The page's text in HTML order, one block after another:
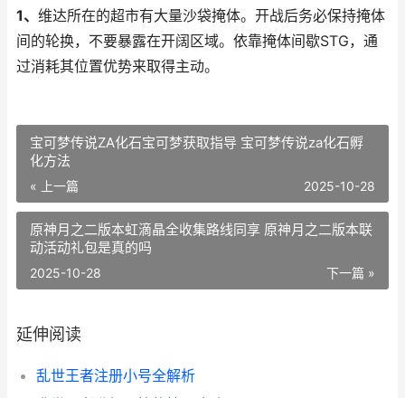
1、 维达所在的超市有大量沙袋掩体。开战后务必保持掩体
间的轮换，不要暴露在开阔区域。依靠掩体间歇STG，通
过消耗其位置优势来取得主动。
宝可梦传说ZA化石宝可梦获取指导 宝可梦传说za化石孵
化方法
« 上一篇 2025-10-28
原神月之二版本虹滴晶全收集路线同享 原神月之二版本联
动活动礼包是真的吗
下一篇 »
2025-10-28
延伸阅读
乱世王者注册小号全解析